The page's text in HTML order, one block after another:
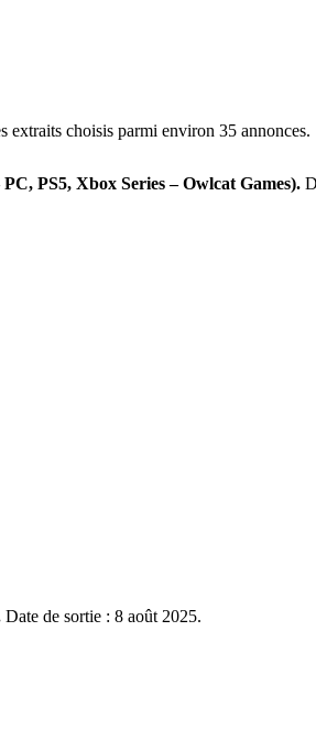
extraits choisis parmi environ 35 annonces.
PS5, Xbox Series – Owlcat Games).
Date de sortie : 8 août 2025.